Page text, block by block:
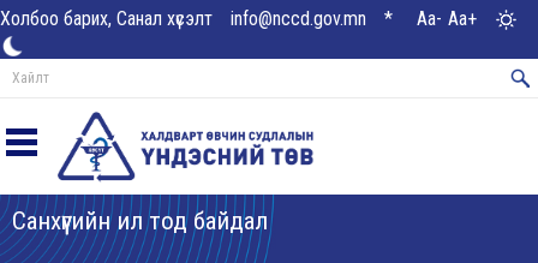
Холбоо барих, Санал хүсэлт info@nccd.gov.mn * Aa- Aa+
Санхүүгийн ил тод байдал